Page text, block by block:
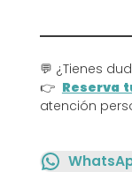
💬 ¿Tienes
👉 Reserva
atención